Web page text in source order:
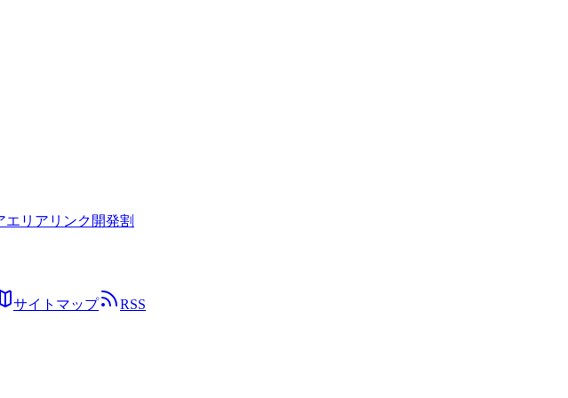
エリアリンク開発割
サイトマップ RSS